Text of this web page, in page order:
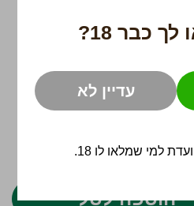
כבר 18?
עדיין לא
למי שמלאו לו 18.
הוספה לסל